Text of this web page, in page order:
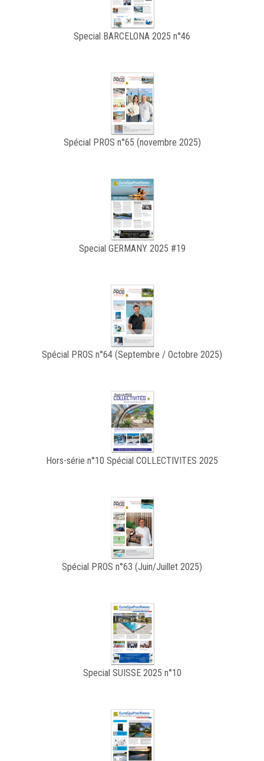
Special BARCELONA 2025 n°46
Spécial PROS n°65 (novembre 2025)
Special GERMANY 2025 #19
Spécial PROS n°64 (Septembre / Octobre 2025)
Hors-série n°10 Spécial COLLECTIVITES 2025
Spécial PROS n°63 (Juin/Juillet 2025)
Special SUISSE 2025 n°10